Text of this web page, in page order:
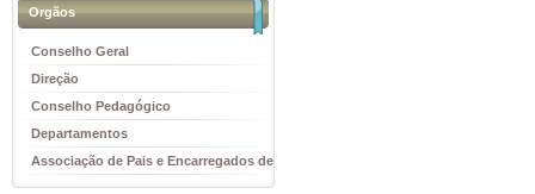
Orgãos
Conselho Geral
Direção
Conselho Pedagógico
Departamentos
Associação de Pais e Encarregados de
Educação